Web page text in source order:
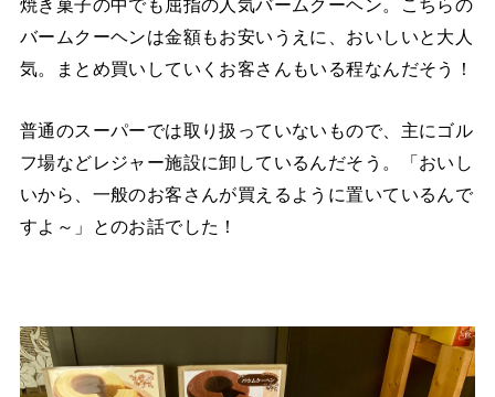
焼き菓子の中でも屈指の人気バームクーヘン。こちらの
バームクーヘンは金額もお安いうえに、おいしいと大人
気。まとめ買いしていくお客さんもいる程なんだそう！
普通のスーパーでは取り扱っていないもので、主にゴル
フ場などレジャー施設に卸しているんだそう。「おいし
いから、一般のお客さんが買えるように置いているんで
すよ～」とのお話でした！